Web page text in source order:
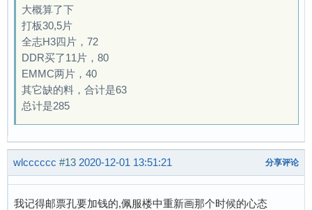
大概算了下
打板30,5片
全志H3四片，72
DDR买了11片，80
EMMC两片，40
其它缺的料，合计是63
总计是285
wlcccccc #13 2020-12-01 13:51:21 分享评论
我记得邮票孔要加钱的,佩服楼中重新画那个时候的心态